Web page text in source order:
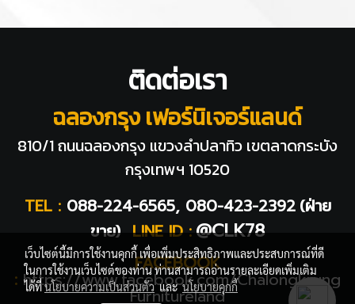
ติดต่อเรา
ฉลองกรุง เฟอร์นิเจอร์แลนด์
810/1 ถนนฉลองกรุง แขวงลำปลาทิว เขตลาดกระบัง
กรุงเทพฯ 10520
TEL : 088-224-6565, 080-423-2392 (ฝ่าย
ขาย) LINE ID : @CLK78
FACEBOOK
: https://www.facebook.com/Chalongkrung
Furnitureland
เว็บไซต์นี้มีการใช้งานคุกกี้ เพื่อเพิ่มประสิทธิภาพและประสบการณ์ที่ดี
ในการใช้งานเว็บไซต์ของท่าน ท่านสามารถอ่านรายละเอียดเพิ่มเติม
ได้ที่นโยบายความเป็นส่วนตัวและนโยบายคุกกี้